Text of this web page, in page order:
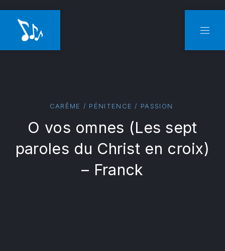
CARÊME / PÉNITENCE / PASSION
O vos omnes (Les sept
paroles du Christ en croix)
– Franck